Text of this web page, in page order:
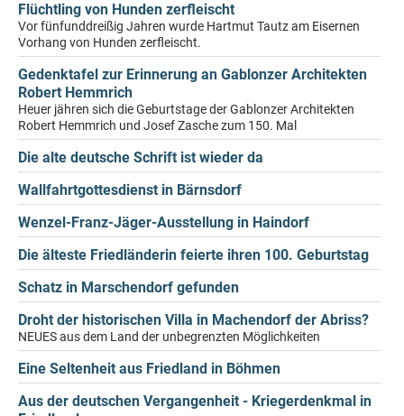
Flüchtling von Hunden zerfleischt
Vor fünfunddreißig Jahren wurde Hartmut Tautz am Eisernen
Vorhang von Hunden zerfleischt.
Gedenktafel zur Erinnerung an Gablonzer Architekten
Robert Hemmrich
Heuer jähren sich die Geburtstage der Gablonzer Architekten
Robert Hemmrich und Josef Zasche zum 150. Mal
Die alte deutsche Schrift ist wieder da
Wallfahrtgottesdienst in Bärnsdorf
Wenzel-Franz-Jäger-Ausstellung in Haindorf
Die älteste Friedländerin feierte ihren 100. Geburtstag
Schatz in Marschendorf gefunden
Droht der historischen Villa in Machendorf der Abriss?
NEUES aus dem Land der unbegrenzten Möglichkeiten
Eine Seltenheit aus Friedland in Böhmen
Aus der deutschen Vergangenheit - Kriegerdenkmal in